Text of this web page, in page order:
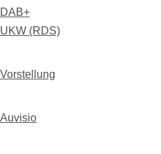
DAB+
UKW (RDS)
Vorstellung
Auvisio